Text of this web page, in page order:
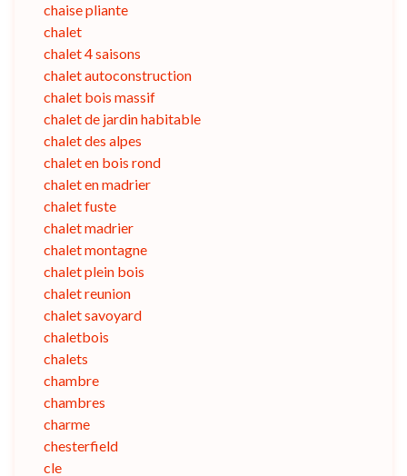
chaise pliante
chalet
chalet 4 saisons
chalet autoconstruction
chalet bois massif
chalet de jardin habitable
chalet des alpes
chalet en bois rond
chalet en madrier
chalet fuste
chalet madrier
chalet montagne
chalet plein bois
chalet reunion
chalet savoyard
chaletbois
chalets
chambre
chambres
charme
chesterfield
cle